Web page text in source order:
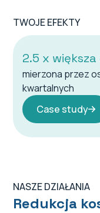
TWOJE EFEKTY
2.5 x
mierzona przez
kwartalnych
Case study
NASZE DZIAŁANIA
Redukcja